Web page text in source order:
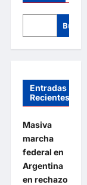
Entradas
Recientes
Masiva
marcha
federal en
Argentina
en rechazo